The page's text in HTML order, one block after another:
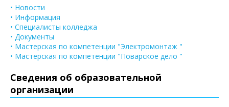
• Новости
• Информация
• Специалисты колледжа
• Документы
• Мастерская по компетенции "Электромонтаж "
• Мастерская по компетенции "Поварское дело "
Сведения об образовательной
организации